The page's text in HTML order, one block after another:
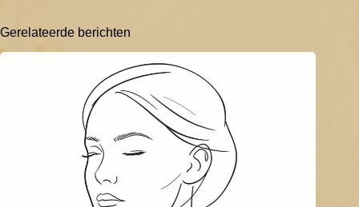
Gerelateerde berichten